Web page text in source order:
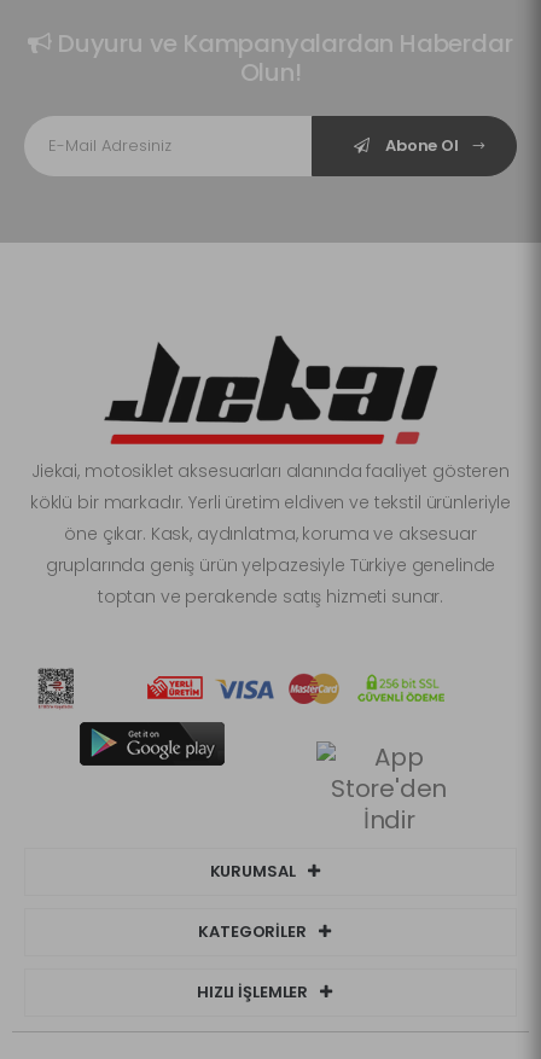
Duyuru ve Kampanyalardan Haberdar
Olun!
Abone Ol
Jiekai, motosiklet aksesuarları alanında faaliyet gösteren
köklü bir markadır. Yerli üretim eldiven ve tekstil ürünleriyle
öne çıkar. Kask, aydınlatma, koruma ve aksesuar
gruplarında geniş ürün yelpazesiyle Türkiye genelinde
toptan ve perakende satış hizmeti sunar.
KURUMSAL
KATEGORİLER
HIZLI İŞLEMLER